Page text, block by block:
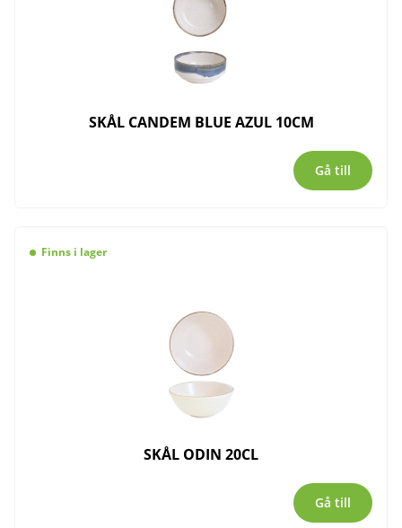
SKÅL CANDEM BLUE AZUL 10CM
Gå till
Finns i lager
SKÅL ODIN 20CL
Gå till